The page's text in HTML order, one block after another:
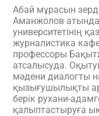
Абай мұрасын
Аманжолов
университетінің
журналистика
профессоры
атсалысуда.
мәдени диалогты
қызығушылықты
берік рухани-
қалыптастыруға